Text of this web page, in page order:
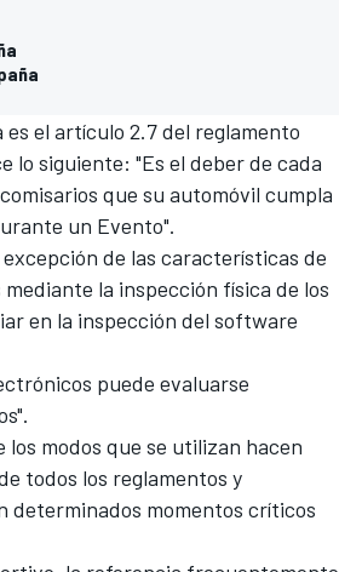
el artículo 2.7 del reglamento
lo siguiente: "Es el deber de cada
que su automóvil cumpla
un Evento".
de las características de
la inspección física de los
en la inspección del software
puede evaluarse
modos que se utilizan hacen
todos los reglamentos y
determinados momentos críticos